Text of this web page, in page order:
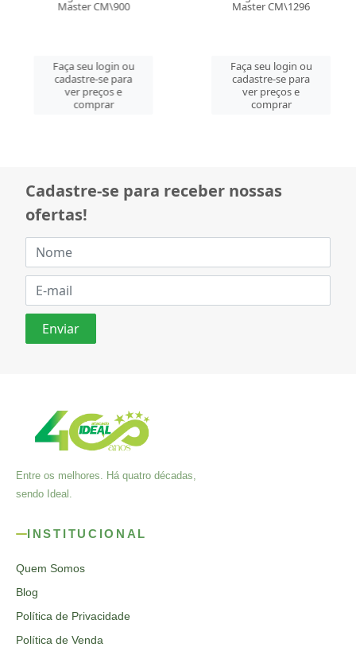
Master CM\900
Faça seu login ou
cadastre-se para
ver preços e
comprar
Master CM\1296
Faça seu login ou
cadastre-se para
ver preços e
comprar
Cadastre-se para receber nossas
ofertas!
Entre os melhores. Há quatro décadas,
sendo Ideal.
INSTITUCIONAL
Quem Somos
Blog
Política de Privacidade
Política de Venda